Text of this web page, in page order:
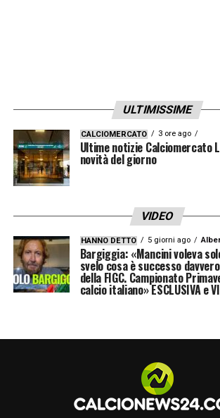
ULTIMISSIME
CALCIOMERCATO 3 ore ago
Ultime notizie Calciomercato
novità del giorno
VIDEO
HANNO DETTO 5 giorni ago
Bargiggia: «Mancini voleva
svelo cosa è successo
della FIGC. Campionato
calcio italiano» ESCLUSIVA e